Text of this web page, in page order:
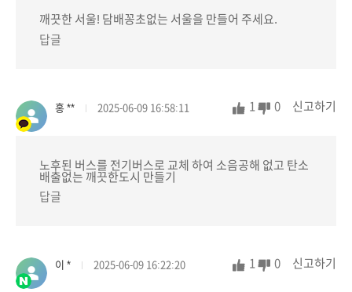
깨끗한 서울! 담배꽁초없는 서울을 만들어 주세요.
답글
홍 ** 2025-06-09 16:58:11 1 0 신고하기
노후된 버스를 전기버스로 교체 하여 소음공해 없고 탄소
배출없는 깨끗한도시 만들기
답글
이 * 2025-06-09 16:22:20 1 0 신고하기